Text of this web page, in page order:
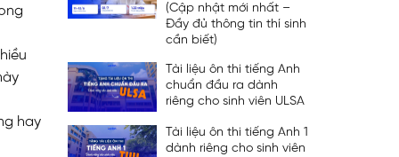
hay
(Cập nhật mới nhất –
Đầy đủ thông tin thí sinh
cần biết)
Tài liệu ôn thi tiếng Anh
chuẩn đầu ra dành
riêng cho sinh viên ULSA
Tài liệu ôn thi tiếng Anh 1
dành riêng cho sinh viên